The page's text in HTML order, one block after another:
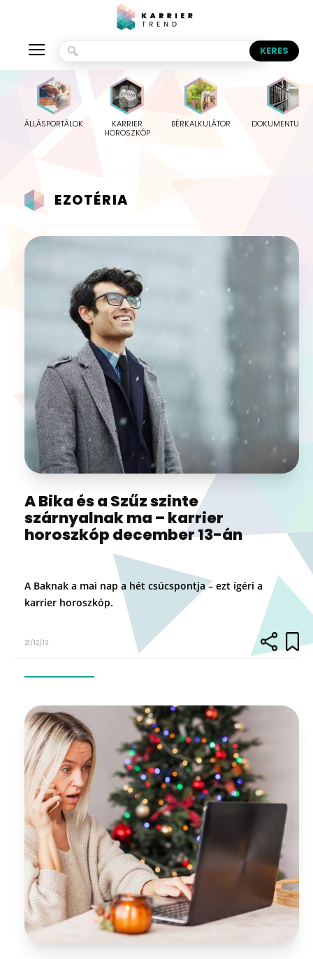
ÁLLÁSPORTÁLOK
KARRIER
HOROSZKÓP
BÉRKALKULÁTOR
EZOTÉRIA
A Bika és a Szűz szinte
szárnyalnak ma – karrier
horoszkóp december 13-án
A Baknak a mai nap a hét csúcspontja – ezt ígéri a
karrier horoszkóp.
21/12/13